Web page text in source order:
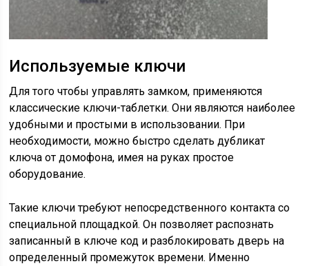
Используемые ключи
Для того чтобы управлять замком, применяются
классические ключи-таблетки. Они являются наиболее
удобными и простыми в использовании. При
необходимости, можно быстро сделать дубликат
ключа от домофона, имея на руках простое
оборудование.
Такие ключи требуют непосредственного контакта со
специальной площадкой. Он позволяет распознать
записанный в ключе код и разблокировать дверь на
определенный промежуток времени. Именно